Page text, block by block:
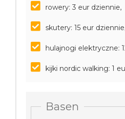
rowery: 3 eur dziennie,
skutery: 15 eur
hulajnogi elektryczne:
kijki nordic walking: 1
Basen